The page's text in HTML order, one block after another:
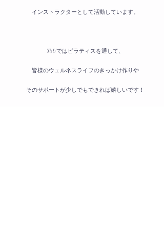
インストラクターとして活動しています。
ToUではピラティスを通して、
皆様のウェルネスライフのきっかけ作りや
そのサポートが少しでもできれば嬉しいです！